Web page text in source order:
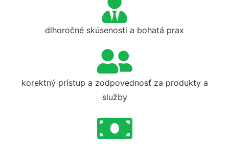
dlhoročné skúsenosti a bohatá prax
korektný prístup a zodpovednosť za produkty a
služby